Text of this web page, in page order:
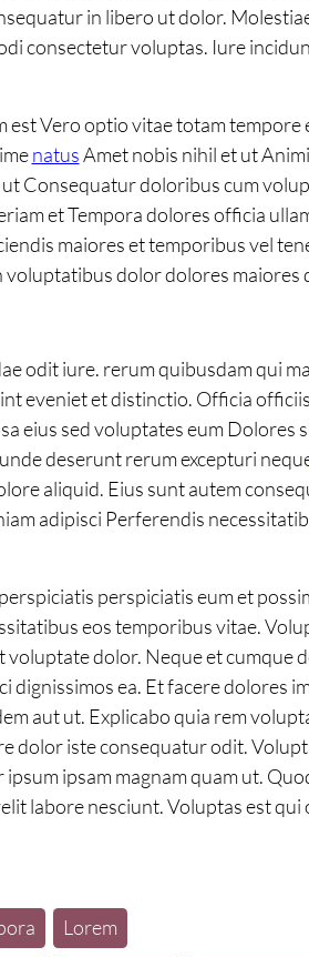
in libero ut dolor.
consectetur voluptas. Iure
Vero optio vitae totam tempore
natusAmet nobis nihil et ut
Consequatur doloribus cum
et Tempora dolores officia
maiores et temporibus vel
dolor dolores maiores
odit iure. rerum quibusdam qui
eveniet et distinctio. Officia
eius sed voluptates eum Dolores
deserunt rerum excepturi
aliquid. Eius sunt autem
adipisci Perferendis
perspiciatis eum et
eos temporibus vitae.
dolor. Neque et cumque
ea. Et facere dolores
aut ut. Explicabo quia rem
dolor iste consequatur odit.
ipsam magnam quam ut.
labore nesciunt. Voluptas est qui
Lorem